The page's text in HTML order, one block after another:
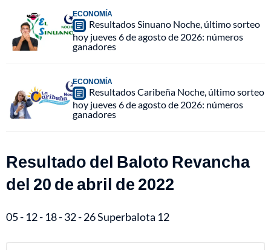
ECONOMÍA
Resultados Sinuano Noche, último sorteo
hoy jueves 6 de agosto de 2026: números
ganadores
ECONOMÍA
Resultados Caribeña Noche, último sorteo
hoy jueves 6 de agosto de 2026: números
ganadores
Resultado del Baloto Revancha
del 20 de abril de 2022
05 - 12 - 18 - 32 - 26 Superbalota 12